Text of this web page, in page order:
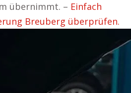
übernimmt. – Einfach
Breuberg überprüfen.